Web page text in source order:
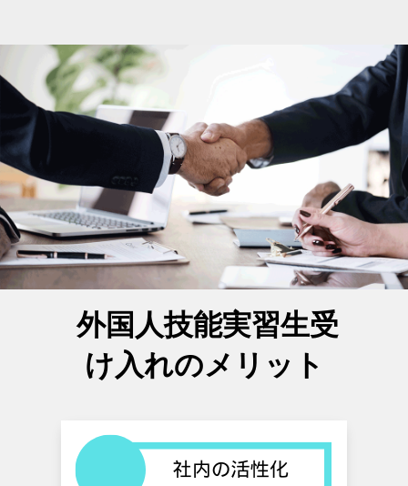
外国人技能実習生受
け入れのメリット